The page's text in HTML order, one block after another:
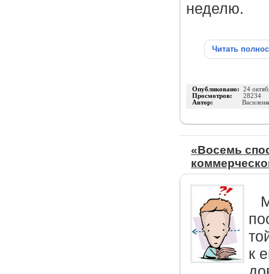
неделю.
Читать
Опубликовано: 24
Просмотров: 28234
Автор:
«Восемь
к